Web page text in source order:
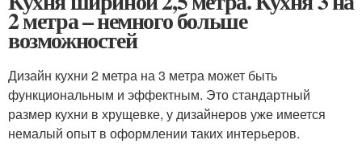
2 метра – немного больше
возможностей
Дизайн кухни 2 метра на 3 метра может быть
функциональным и эффектным. Это стандартный
размер кухни в хрущевке, у дизайнеров уже имеется
немалый опыт в оформлении таких интерьеров.